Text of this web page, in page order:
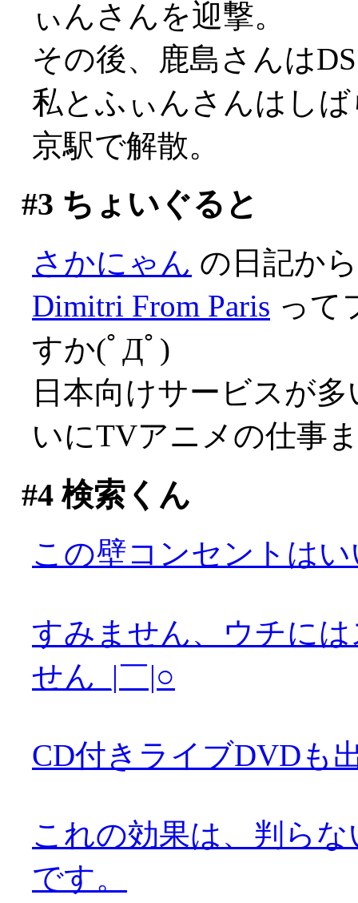
ぃんさんを迎撃。
その後、鹿島さんは
私とふぃんさんはし
京駅で解散。
#3 ちょいぐると
さかにゃん の日記か
Dimitri From Paris って
すか(ﾟДﾟ)
日本向けサービスが
いにTVアニメの仕事
#4検索くん
この壁コンセントは
すみません、ウチに
せん_|￣|○
CD付きライブDVDも
これの効果は、判ら
です。